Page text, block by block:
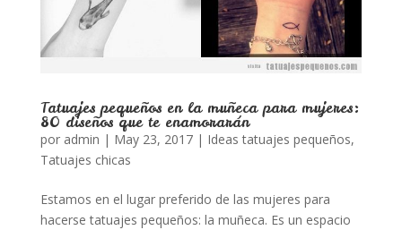
Tatuajes pequeños en la muñeca para mujeres:
80 diseños que te enamorarán
por admin | May 23, 2017| Ideas tatuajes pequeños,
Tatuajes chicas
Estamos en el lugar preferido de las mujeres para
hacerse tatuajes pequeños: la muñeca. Es un espacio